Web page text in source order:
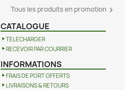
Tous les produits en promotion 
CATALOGUE
TELECHARGER
RECEVOIR PAR COURRIER
INFORMATIONS
FRAIS DE PORT OFFERTS
LIVRAISONS & RETOURS